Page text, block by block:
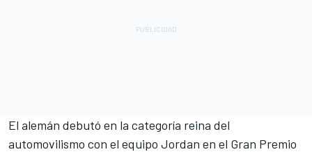
El alemán debutó en la categoría reina del
automovilismo con el equipo Jordan en el Gran Premio